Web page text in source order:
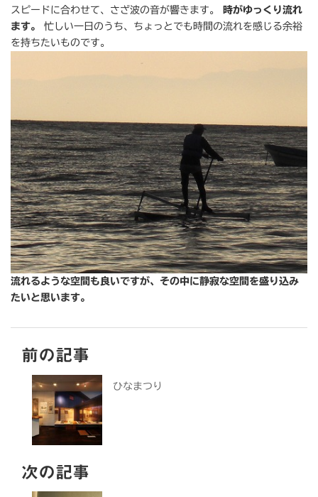
スピードに合わせて、さざ波の音が響きます。
時がゆっくり流れ
ます。
忙しい一日のうち、ちょっとでも時間の流れを感じる余裕
を持ちたいものです。
流れるような空間も良いですが、その中に静寂な空間を盛り込み
たいと思います。
前の記事
ひなまつり
次の記事